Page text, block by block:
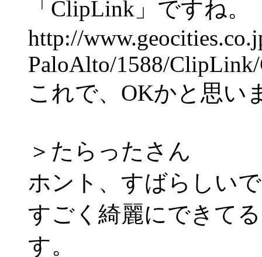
「ClipLink」ですね。
http://
PaloAlto/1588/
これで、OKかと思い
＞たらったさん
ホント、すばらしい
すごく綺麗にできて
す。